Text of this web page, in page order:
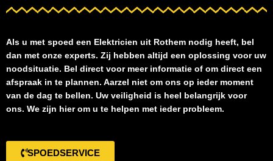
Als u met spoed een Elektricien uit Rothem nodig heeft, bel
dan met onze experts. Zij hebben altijd een oplossing voor uw
noodsituatie. Bel direct voor meer informatie of om direct een
afspraak in te plannen. Aarzel niet om ons op ieder moment
van de dag te bellen. Uw veiligheid is heel belangrijk voor
ons. We zijn hier om u te helpen met ieder probleem.
SPOEDSERVICE